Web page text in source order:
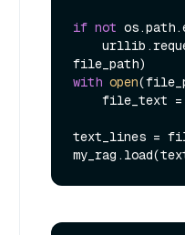
if not
with open
text_lines =